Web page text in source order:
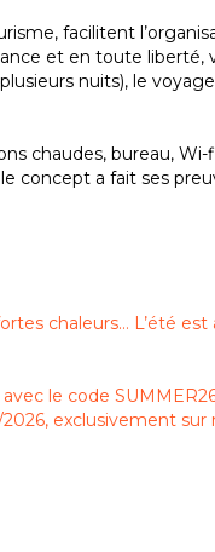
facilitent
et en toute liberté,
nuits), le
chaudes, bureau,
concept a fait ses
chaleurs… L’été est
le code
exclusivement